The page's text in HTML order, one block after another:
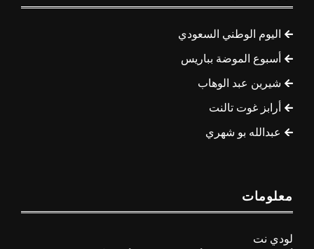
اليوم الوطني السعودي
أسبوع الموضة بباريس
شيرين عبد الوهاب
أرابز غوت تالنت
عبدالله بو شهري
معلومات
لودي نت